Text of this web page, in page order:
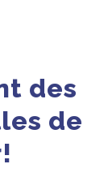
des
de